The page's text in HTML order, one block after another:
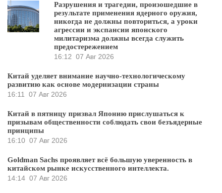
Разрушения и трагедии, произошедшие в
результате применения ядерного оружия,
никогда не должны повториться, а уроки
агрессии и экспансии японского
милитаризма должны всегда служить
предостережением
16:12 07 Авг 2026
Китай уделяет внимание научно-технологическому
развитию как основе модернизации страны
16:11 07 Авг 2026
Китай в пятницу призвал Японию прислушаться к
призывам общественности соблюдать свои безъядерные
принципы
16:10 07 Авг 2026
Goldman Sachs проявляет всё большую уверенность в
китайском рынке искусственного интеллекта.
14:14 07 Авг 2026